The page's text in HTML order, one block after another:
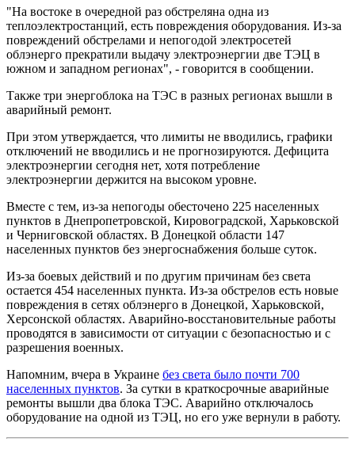
"На востоке в очередной раз обстреляна одна из
теплоэлектростанций, есть повреждения оборудования. Из-за
повреждений обстрелами и непогодой электросетей
облэнерго прекратили выдачу электроэнергии две ТЭЦ в
южном и западном регионах", - говорится в сообщении.
Также три энергоблока на ТЭС в разных регионах вышли в
аварийный ремонт.
При этом утверждается, что лимиты не вводились, графики
отключений не вводились и не прогнозируются. Дефицита
электроэнергии сегодня нет, хотя потребление
электроэнергии держится на высоком уровне.
Вместе с тем, из-за непогоды обесточено 225 населенных
пунктов в Днепропетровской, Кировоградской, Харьковской
и Черниговской областях. В Донецкой области 147
населенных пунктов без энергоснабжения больше суток.
Из-за боевых действий и по другим причинам без света
остается 454 населенных пункта. Из-за обстрелов есть новые
повреждения в сетях облэнерго в Донецкой, Харьковской,
Херсонской областях. Аварийно-восстановительные работы
проводятся в зависимости от ситуации с безопасностью и с
разрешения военных.
Напомним, вчера в Украине без света было почти 700
населенных пунктов. За сутки в краткосрочные аварийные
ремонты вышли два блока ТЭС. Аварийно отключалось
оборудование на одной из ТЭЦ, но его уже вернули в работу.